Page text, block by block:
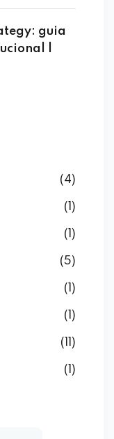
guia
|
(4)
(1)
(1)
(5)
(1)
(1)
(11)
(1)